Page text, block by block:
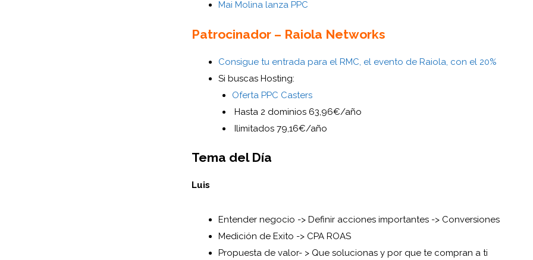
Mai Molina lanza PPC
Patrocinador – Raiola Networks
Consigue tu entrada para el RMC, el evento de Raiola, con el 20%
Si buscas Hosting:
Oferta PPC Casters
Hasta 2 dominios 63,96€/año
Ilimitados 79,16€/año
Tema del Día
Luis
Entender negocio -> Definir acciones importantes -> Conversiones
Medición de Exito -> CPA ROAS
Propuesta de valor- > Que solucionas y por que te compran a ti